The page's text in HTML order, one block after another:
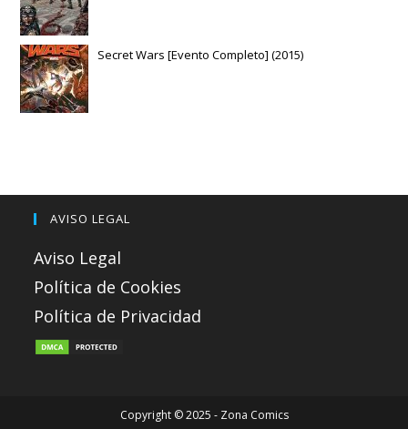
Secret Wars [Evento Completo] (2015)
AVISO LEGAL
Aviso Legal
Política de Cookies
Política de Privacidad
Copyright © 2025 - Zona Comics